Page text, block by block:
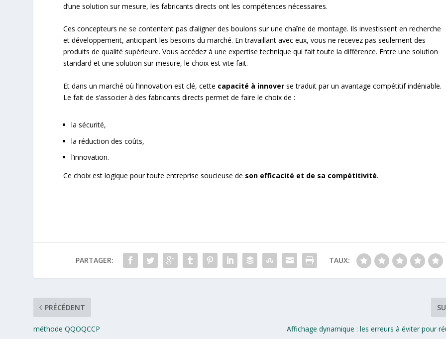
d’une solution sur mesure, les fabricants directs ont les compétences nécessaires.
Ces concepteurs ne se contentent pas d’aligner des boulons sur une chaîne de montage. Ils investissent en recherche
et développement, anticipant les besoins du marché. En travaillant avec eux, vous ne recevez pas seulement des
produits de qualité supérieure. Vous accédez à une expertise technique qui fait toute la différence. Entre une solution
standard et une solution sur mesure, le choix est vite fait.
Et dans un marché où l’innovation est clé, cette capacité à innover se traduit par un avantage compétitif indéniable.
Le fait de s’associer à des fabricants directs permet de faire le choix de :
la sécurité,
la réduction des coûts,
l’innovation.
Ce choix est logique pour toute entreprise soucieuse de son efficacité et de sa compétitivité.
PARTAGER: TAUX:
PRÉCÉDENT
méthode QQOQCCP Affichage dynamique : les erreurs à éviter pour